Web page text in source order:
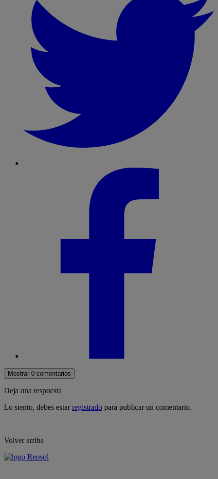
Mostrar 0 comentarios
Deja una respuesta
Lo siento, debes estarregistrado para publicar un comentario.
Volver arriba